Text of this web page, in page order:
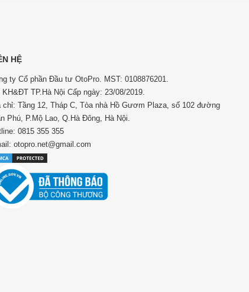
HỆ
ty Cổ phần Đầu tư OtoPro. MST: 0108876201.
TP.Hà Nội Cấp ngày: 23/08/2019.
chỉ: Tầng 12, Tháp C, Tòa nhà Hồ Gươm Plaza, số 102 đường
Phú, P.Mộ Lao, Q.Hà Đông, Hà Nội.
0815 355 355
otopro.net@gmail.com